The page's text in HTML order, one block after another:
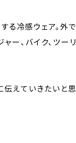
る冷感ウェア。外で
ー、バイク、ツーリ
伝えていきたいと思